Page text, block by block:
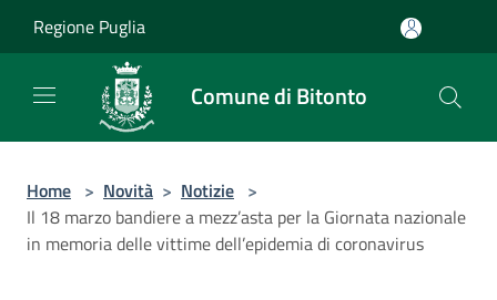
Regione Puglia
Comune di Bitonto
Home > Novità > Notizie >
Il 18 marzo bandiere a mezz’asta per la Giornata nazionale
in memoria delle vittime dell’epidemia di coronavirus